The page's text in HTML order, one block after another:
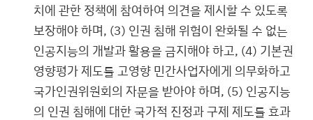
치에 관한 정책에 참여하여 의견을 제시할 수 있도록
보장해야 하며, (3) 인권 침해 위험이 완화될 수 없는
인공지능의 개발과 활용을 금지해야 하고, (4) 기본권
영향평가 제도를 고영향 민간사업자에게 의무화하고
국가인권위원회의 자문을 받아야 하며, (5) 인공지능
의 인권 침해에 대한 국가적 진정과 구제 제도를 효과